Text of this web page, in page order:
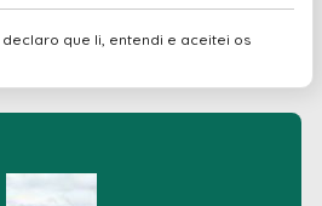
que li, entendi e aceitei os